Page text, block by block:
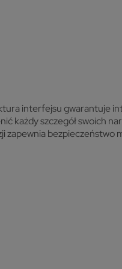
interfejsu gwarantuje
każdy szczegół swoich
zapewnia bezpieczeństwo